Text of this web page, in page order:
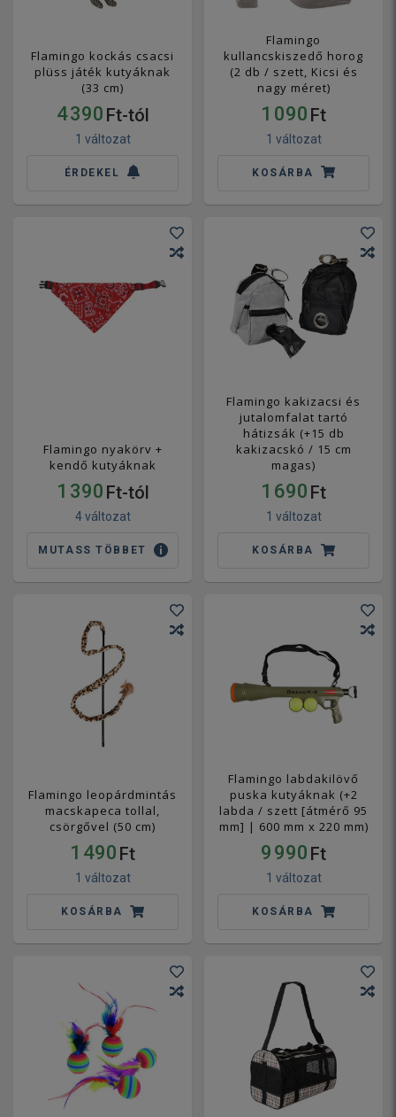
Flamingo kockás csacsi
plüss játék kutyáknak
(33 cm)
4 390 Ft-tól
1 változat
ÉRDEKEL
Flamingo
kullancskiszedő horog
(2 db / szett, Kicsi és
nagy méret)
1 090 Ft
1 változat
KOSÁRBA
Flamingo nyakörv +
kendő kutyáknak
1 390 Ft-tól
4 változat
MUTASS TÖBBET
Flamingo kakizacsi és
jutalomfalat tartó
hátizsák (+15 db
kakizacskó / 15 cm
magas)
1 690 Ft
1 változat
KOSÁRBA
Flamingo leopárdmintás
macskapeca tollal,
csörgővel (50 cm)
1 490 Ft
1 változat
KOSÁRBA
Flamingo labdakilövő
puska kutyáknak (+2
labda / szett [átmérő 95
mm] | 600 mm x 220 mm)
9 990 Ft
1 változat
KOSÁRBA